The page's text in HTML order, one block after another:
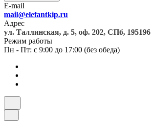
E-mail
mail@elefantkip.ru
Адрес
ул. Таллинская, д. 5, оф. 202, СПб, 195196
Режим работы
Пн - Пт: с 9:00 до 17:00 (без обеда)